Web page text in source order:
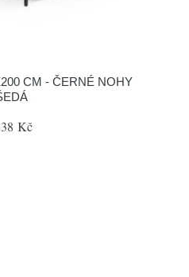
CM - ČERNÉ NOHY
Kč